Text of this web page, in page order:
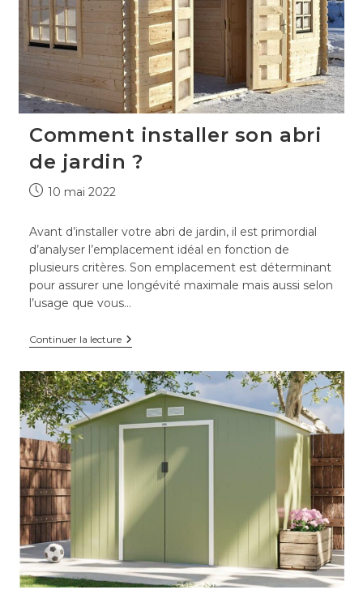
Comment installer son abri
de jardin ?
Publication
10 mai 2022
Avant d’installer votre abri de jardin, il est primordial
d’analyser l’emplacement idéal en fonction de
plusieurs critères. Son emplacement est déterminant
pour assurer une longévité maximale mais aussi selon
l’usage que vous…
Continuer la lectureComment
installer
abri
de
jardin